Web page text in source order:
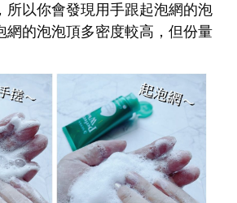
所以你會發現用手跟起泡網的泡
網的泡泡頂多密度較高，但份量